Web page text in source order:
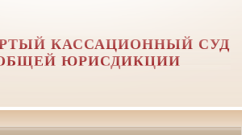
КАССАЦИОННЫЙ СУД
ЮРИСДИКЦИИ